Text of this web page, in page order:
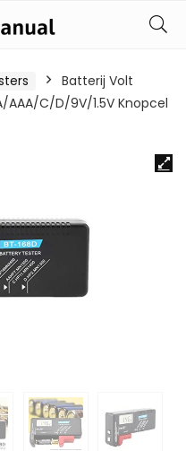
Batterij Volt
AAA/C/D/9V/1.5V Knopcel